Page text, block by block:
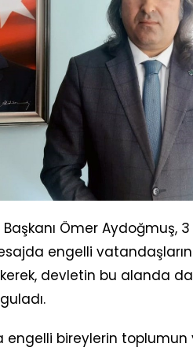
Ömer Aydoğmuş,
engelli vatandaşların
devletin bu alanda
engelli bireylerin